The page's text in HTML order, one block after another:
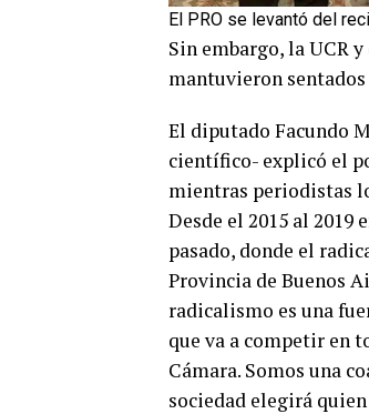
El PRO se levantó del
Sin embargo, la UCR
mantuvieron
El diputado Facundo
científico- explicó el
mientras periodistas
Desde el 2015 al
pasado, donde el
Provincia de Buenos
radicalismo es una
que va a competir en
Cámara. Somos una
sociedad elegirá